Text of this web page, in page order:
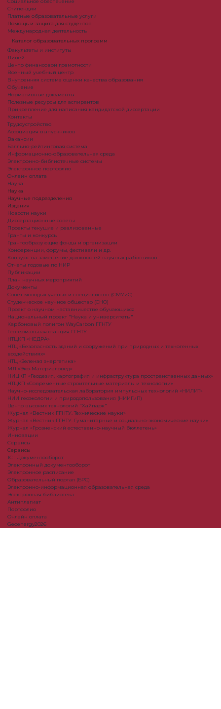
Стипендии
Платные образовательные услуги
Помощь и защита для студентов
Международная деятельность
Каталог образовательных программ
Факультеты и институты
Лицей
Центр финансовой грамотности
Военный учебный центр
Внутренняя система оценки качества образования
Обучение
Нормативные документы
Полезные ресурсы для аспирантов
Прикрепление для написания кандидатской диссертации
Контакты
Трудоустройство
Ассоциация выпускников
Вакансии
Балльно-рейтинговая система
Информационно-образовательная среда
Электронно-библиотечные системы
Электронное портфолио
Онлайн оплата
Наука
Наука
Научные подразделения
Издания
Новости науки
Диссертационные советы
Проекты текущие и реализованные
Гранты и конкурсы
Грантообразующие фонды и организации
Конференции, форумы, фестивали и др.
Конкурс на замещение должностей научных работников
Отчеты годовые по НИР
Публикации
План научныx мероприятий
Документы
Совет молодых ученых и специалистов (СМУиС)
Студенческое научное общество (СНО)
Проект о научном наставничестве обучающихся
Национальный проект "Наука и университеты"
Карбоновый полигон WayCarbon ГГНТУ
Геотермальная станция ГГНТУ
НТЦКП «НЕДРА»
НТЦ «Безопасность зданий и сооружений при природных и техногенных
воздействиях»
НТЦ «Зеленая энергетика»
МЛ «Эко-Материаловед»
НИЦКП «Геодезия, картография и инфраструктура пространственных данных»
НТЦКП «Современные строительные материалы и технологии»
Научно-исследовательская лаборатория импульсных технологий «НИЛИТ»
НИИ геоэкологии и природопользования (НИИГиП)
Центр высоких технологий "Хайпарк"
Журнал «Вестник ГГНТУ. Технические науки»
Журнал «Вестник ГГНТУ. Гуманитарные и социально-экономические науки»
Журнал «Грозненский естественно-научный бюллетень»
Инновации
Сервисы
Сервисы
1С : Документооборот
Электронный документооборот
Электронное расписание
Образовательный портал (БРС)
Электронно-информационная образовательная среда
Электронная библиотека
Антиплагиат
Портфолио
Онлайн оплата
Geoenergy2026